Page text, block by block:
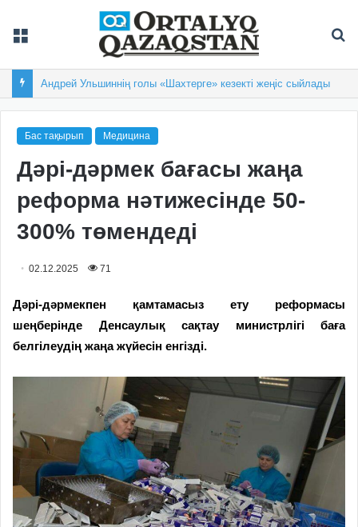
Андрей Ульшиннің голы «Шахтерге» кезекті жеңіс сыйлады
Бас тақырып Медицина
Дәрі-дәрмек бағасы жаңа
реформа нәтижесінде 50-
300% төмендеді
02.12.2025 71
Дәрі-дәрмекпен қамтамасыз ету реформасы
шеңберінде Денсаулық сақтау министрлігі баға
белгілеудің жаңа жүйесін енгізді.